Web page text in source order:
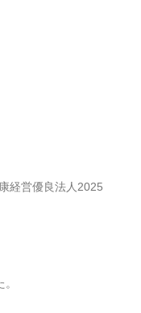
経営優良法人2025